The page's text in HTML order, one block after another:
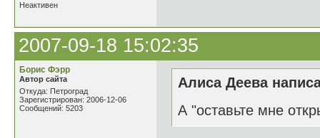
Неактивен
2007-09-18 15:02:35
Борис Фэрр
Автор сайта
Откуда: Петроград
Зарегистрирован: 2006-12-06
Сообщений: 5203
Алиса Деева
А "оставьте мне